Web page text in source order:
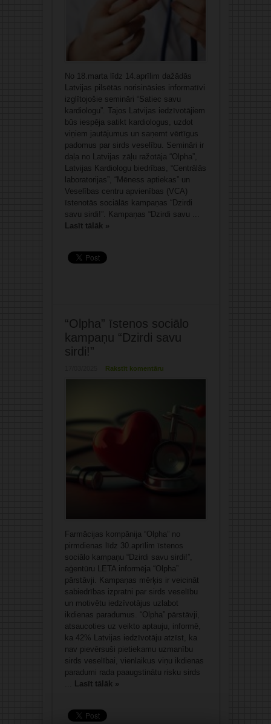
No 18.marta līdz 14.aprīlim dažādās
Latvijas pilsētās norisināsies informatīvi
izglītojošie semināri “Satiec savu
kardiologu”. Tajos Latvijas iedzīvotājiem
būs iespēja satikt kardiologus, uzdot
viņiem jautājumus un saņemt vērtīgus
padomus par sirds veselību. Semināri ir
daļa no Latvijas zāļu ražotāja “Olpha”,
Latvijas Kardiologu biedrības, “Centrālās
laboratorijas”, “Mēness aptiekas” un
Veselības centru apvienības (VCA)
īstenotās sociālās kampaņas “Dzirdi
savu sirdi!”. Kampaņas “Dzirdi savu ...
Lasīt tālāk »
“Olpha” īstenos sociālo
kampaņu “Dzirdi savu
sirdi!”
Rakstīt komentāru
Farmācijas kompānija “Olpha” no
pirmdienas līdz 30.aprīlim īstenos
sociālo kampaņu “Dzirdi savu sirdi!”,
aģentūru LETA informēja “Olpha”
pārstāvji. Kampaņas mērķis ir veicināt
sabiedrības izpratni par sirds veselību
un motivētu iedzīvotājus uzlabot
ikdienas paradumus. “Olpha” pārstāvji,
atsaucoties uz veikto aptauju, informē,
ka 42% Latvijas iedzīvotāju atzīst, ka
nav pievērsuši pietiekamu uzmanību
sirds veselībai, vienlaikus viņu ikdienas
paradumi rada paaugstinātu risku sirds
... Lasīt tālāk »